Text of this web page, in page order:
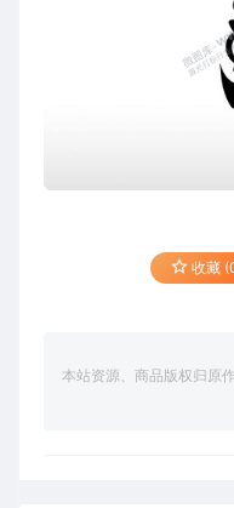
收藏
本站资源、商品版权归原